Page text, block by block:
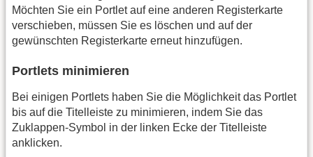
Möchten Sie ein Portlet auf eine anderen Registerkarte
verschieben, müssen Sie es löschen und auf der
gewünschten Registerkarte erneut hinzufügen.
Portlets minimieren
Bei einigen Portlets haben Sie die Möglichkeit das Portlet
bis auf die Titelleiste zu minimieren, indem Sie das
Zuklappen-Symbol in der linken Ecke der Titelleiste
anklicken.